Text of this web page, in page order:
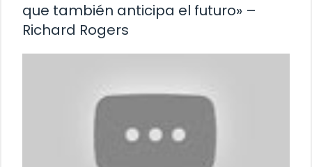
que también anticipa el futuro» –
Richard Rogers